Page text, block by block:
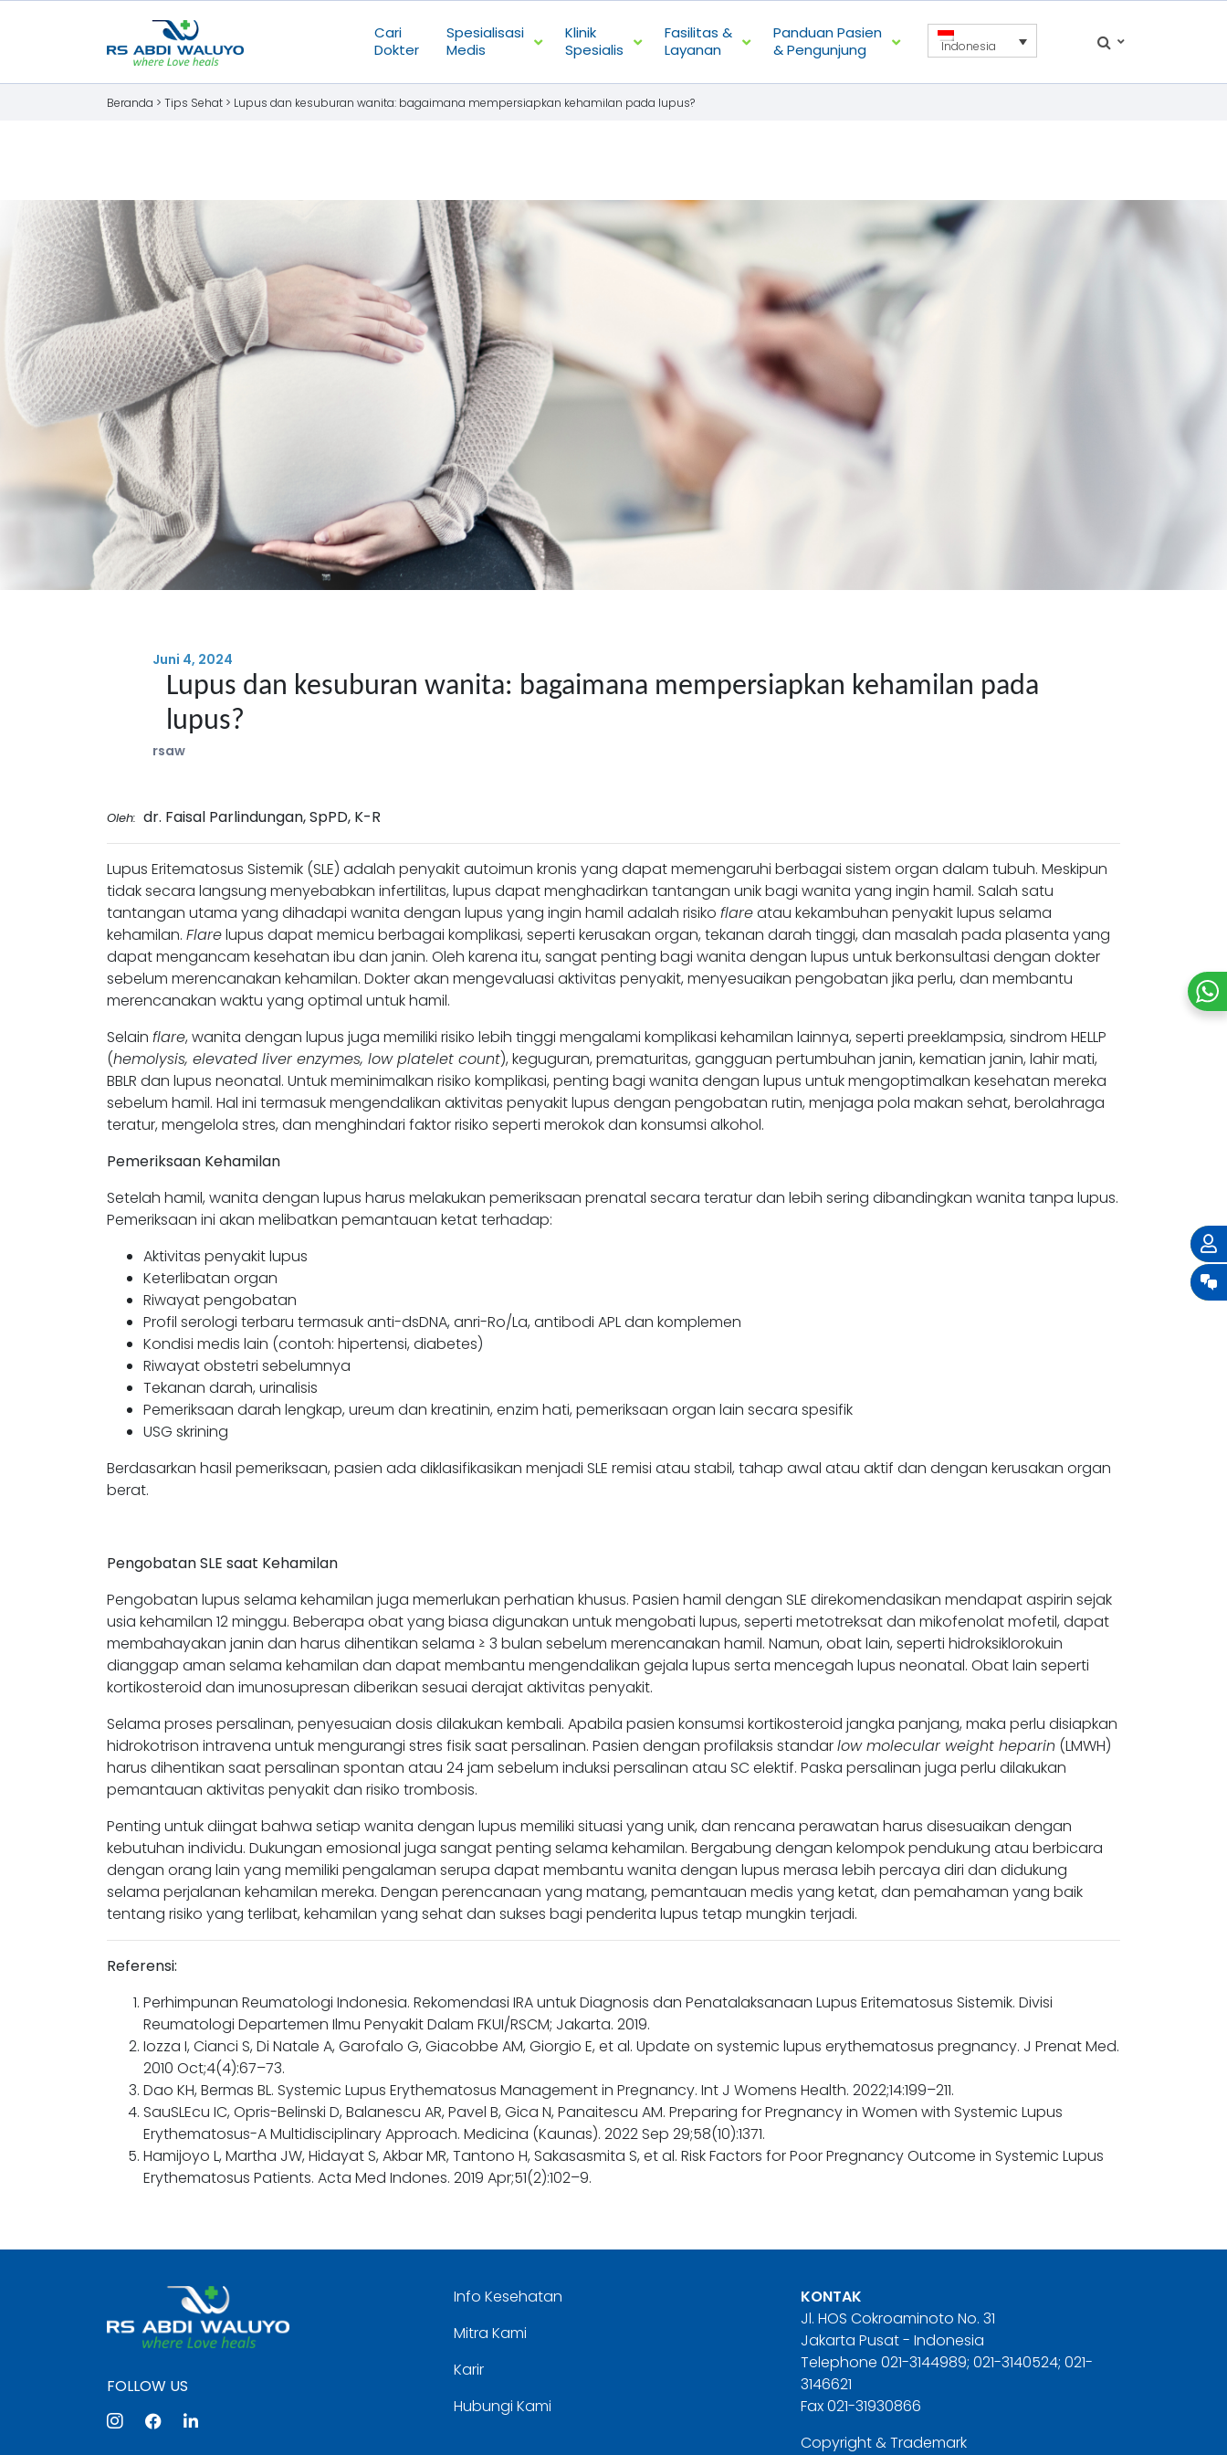
Cari
Dokter
Spesialisasi
Medis
Klinik
Spesialis
Fasilitas &
Layanan
Panduan Pasien
& Pengunjung
Indonesia
Beranda > Tips Sehat > Lupus dan kesuburan wanita: bagaimana mempersiapkan kehamilan pada lupus?
Juni 4, 2024
Lupus dan kesuburan wanita: bagaimana mempersiapkan kehamilan pada
lupus?
rsaw
Oleh: dr. Faisal Parlindungan, SpPD, K-R
Lupus Eritematosus Sistemik (SLE) adalah penyakit autoimun kronis yang dapat memengaruhi berbagai sistem organ dalam tubuh. Meskipun
tidak secara langsung menyebabkan infertilitas, lupus dapat menghadirkan tantangan unik bagi wanita yang ingin hamil. Salah satu
tantangan utama yang dihadapi wanita dengan lupus yang ingin hamil adalah risiko flareatau kekambuhan penyakit lupus selama
kehamilan. Flarelupus dapat memicu berbagai komplikasi, seperti kerusakan organ, tekanan darah tinggi, dan masalah pada plasenta yang
dapat mengancam kesehatan ibu dan janin. Oleh karena itu, sangat penting bagi wanita dengan lupus untuk berkonsultasi dengan dokter
sebelum merencanakan kehamilan. Dokter akan mengevaluasi aktivitas penyakit, menyesuaikan pengobatan jika perlu, dan membantu
merencanakan waktu yang optimal untuk hamil.
Selain flare, wanita dengan lupus juga memiliki risiko lebih tinggi mengalami komplikasi kehamilan lainnya, seperti preeklampsia, sindrom HELLP
(hemolysis, elevated liver enzymes, low platelet count), keguguran, prematuritas, gangguan pertumbuhan janin, kematian janin, lahir mati,
BBLR dan lupus neonatal. Untuk meminimalkan risiko komplikasi, penting bagi wanita dengan lupus untuk mengoptimalkan kesehatan mereka
sebelum hamil. Hal ini termasuk mengendalikan aktivitas penyakit lupus dengan pengobatan rutin, menjaga pola makan sehat, berolahraga
teratur, mengelola stres, dan menghindari faktor risiko seperti merokok dan konsumsi alkohol.
Pemeriksaan Kehamilan
Setelah hamil, wanita dengan lupus harus melakukan pemeriksaan prenatal secara teratur dan lebih sering dibandingkan wanita tanpa lupus.
Pemeriksaan ini akan melibatkan pemantauan ketat terhadap:
Aktivitas penyakit lupus
Keterlibatan organ
Riwayat pengobatan
Profil serologi terbaru termasuk anti-dsDNA, anri-Ro/La, antibodi APL dan komplemen
Kondisi medis lain (contoh: hipertensi, diabetes)
Riwayat obstetri sebelumnya
Tekanan darah, urinalisis
Pemeriksaan darah lengkap, ureum dan kreatinin, enzim hati, pemeriksaan organ lain secara spesifik
USG skrining
Berdasarkan hasil pemeriksaan, pasien ada diklasifikasikan menjadi SLE remisi atau stabil, tahap awal atau aktif dan dengan kerusakan organ
berat.
Pengobatan SLE saat Kehamilan
Pengobatan lupus selama kehamilan juga memerlukan perhatian khusus. Pasien hamil dengan SLE direkomendasikan mendapat aspirin sejak
usia kehamilan 12 minggu. Beberapa obat yang biasa digunakan untuk mengobati lupus, seperti metotreksat dan mikofenolat mofetil, dapat
membahayakan janin dan harus dihentikan selama ≥ 3 bulan sebelum merencanakan hamil. Namun, obat lain, seperti hidroksiklorokuin
dianggap aman selama kehamilan dan dapat membantu mengendalikan gejala lupus serta mencegah lupus neonatal. Obat lain seperti
kortikosteroid dan imunosupresan diberikan sesuai derajat aktivitas penyakit.
Selama proses persalinan, penyesuaian dosis dilakukan kembali. Apabila pasien konsumsi kortikosteroid jangka panjang, maka perlu disiapkan
hidrokotrison intravena untuk mengurangi stres fisik saat persalinan. Pasien dengan profilaksis standarlow molecular weight heparin (LMWH)
harus dihentikan saat persalinan spontan atau 24 jam sebelum induksi persalinan atau SC elektif. Paska persalinan juga perlu dilakukan
pemantauan aktivitas penyakit dan risiko trombosis.
Penting untuk diingat bahwa setiap wanita dengan lupus memiliki situasi yang unik, dan rencana perawatan harus disesuaikan dengan
kebutuhan individu. Dukungan emosional juga sangat penting selama kehamilan. Bergabung dengan kelompok pendukung atau berbicara
dengan orang lain yang memiliki pengalaman serupa dapat membantu wanita dengan lupus merasa lebih percaya diri dan didukung
selama perjalanan kehamilan mereka. Dengan perencanaan yang matang, pemantauan medis yang ketat, dan pemahaman yang baik
tentang risiko yang terlibat, kehamilan yang sehat dan sukses bagi penderita lupus tetap mungkin terjadi.
Referensi:
Perhimpunan Reumatologi Indonesia. Rekomendasi IRA untuk Diagnosis dan Penatalaksanaan Lupus Eritematosus Sistemik. Divisi
Reumatologi Departemen Ilmu Penyakit Dalam FKUI/RSCM; Jakarta. 2019.
Iozza I, Cianci S, Di Natale A, Garofalo G, Giacobbe AM, Giorgio E, et al. Update on systemic lupus erythematosus pregnancy. J Prenat Med.
2010 Oct;4(4):67–73.
Dao KH, Bermas BL. Systemic Lupus Erythematosus Management in Pregnancy. Int J Womens Health. 2022;14:199–211.
SauSLEcu IC, Opris-Belinski D, Balanescu AR, Pavel B, Gica N, Panaitescu AM. Preparing for Pregnancy in Women with Systemic Lupus
Erythematosus-A Multidisciplinary Approach. Medicina (Kaunas). 2022 Sep 29;58(10):1371.
Hamijoyo L, Martha JW, Hidayat S, Akbar MR, Tantono H, Sakasasmita S, et al. Risk Factors for Poor Pregnancy Outcome in Systemic Lupus
Erythematosus Patients. Acta Med Indones. 2019 Apr;51(2):102–9.
FOLLOW US
Info Kesehatan
Mitra Kami
Karir
Hubungi Kami
KONTAK
Jl. HOS Cokroaminoto No. 31
Jakarta Pusat - Indonesia
Telephone 021-3144989; 021-3140524; 021-
3146621
Fax 021-31930866
Copyright & Trademark